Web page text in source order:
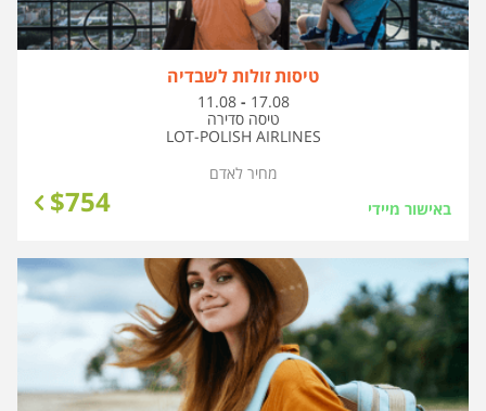
טיסות זולות לשבדיה
בין
התאריכים,
11.08 - 17.08
טיסה סדירה
LOT-POLISH AIRLINES
באישור מיידי $754
מחיר לאדם